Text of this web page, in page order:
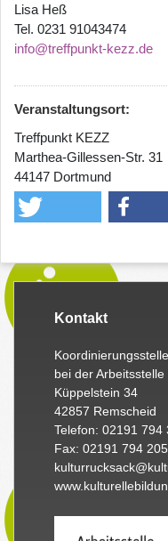
Lisa Heß
Tel. 0231 91043474
info@treffpunkt-kezz.de
Veranstaltungsort:
Treffpunkt KEZZ
Marthea-Gillessen-Str. 31
44147 Dortmund
Kontakt
bei der
Küppelstein 34
42857 Remscheid
Telefon: 02191 794
Fax: 02191 794 205